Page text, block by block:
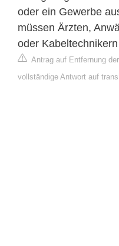
oder ein Gewerbe
müssen Ärzten,
oder
Antrag auf Entfernung
vollständige Antwort auf